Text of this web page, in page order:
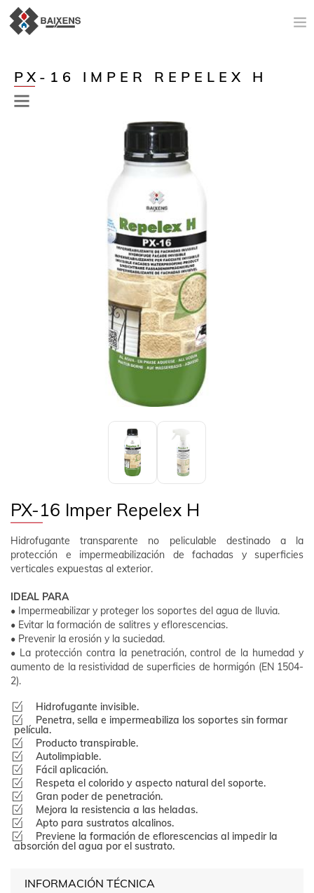
PRODUCTOS
MAESTRO PINTOR
IMPERMEABILIZACIÓN
ESPACIO TÉCNICO
AYUDA A LA VENTA
PX-16 IMPER REPELEX H
PX-16 Imper Repelex H
Hidrofugante transparente no peliculable destinado a la
protección e impermeabilización de fachadas y superficies
verticales expuestas al exterior.
IDEAL PARA
• Impermeabilizar y proteger los soportes del agua de lluvia.
• Evitar la formación de salitres y eflorescencias.
• Prevenir la erosión y la suciedad.
• La protección contra la penetración, control de la humedad y
aumento de la resistividad de superficies de hormigón (EN 1504-
2).
Hidrofugante invisible.
Penetra, sella e impermeabiliza los soportes sin formar
película.
Producto transpirable.
Autolimpiable.
Fácil aplicación.
Respeta el colorido y aspecto natural del soporte.
Gran poder de penetración.
Mejora la resistencia a las heladas.
Apto para sustratos alcalinos.
Previene la formación de eflorescencias al impedir la
absorción del agua por el sustrato.
INFORMACIÓN TÉCNICA